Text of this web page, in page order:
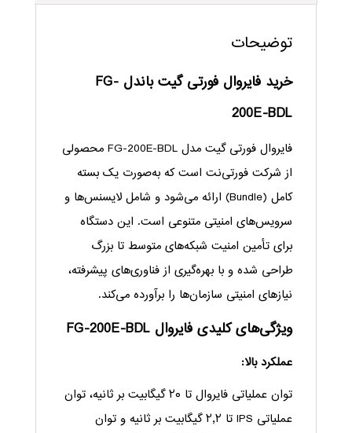
توضیحات
خرید فایروال فورتی گیت باندل FG-
200E-BDL
فایروال فورتی گیت مدل FG-200E-BDL محصولی
از شرکت فورتی‌نت است که به‌صورت یک بسته
کامل (Bundle) ارائه می‌شود و شامل لایسنس‌ها و
سرویس‌های امنیتی متنوعی است. این دستگاه
برای تأمین امنیت شبکه‌های متوسط تا بزرگ
طراحی شده و با بهره‌گیری از فناوری‌های پیشرفته،
نیازهای امنیتی سازمان‌ها را برآورده می‌کند.
ویژگی‌های کلیدی فایروال FG-200E-BDL
عملکرد بالا:
توان عملیاتی فایروال تا ۲۰ گیگابیت بر ثانیه، توان
عملیاتی IPS تا ۲٫۲ گیگابیت بر ثانیه و توان